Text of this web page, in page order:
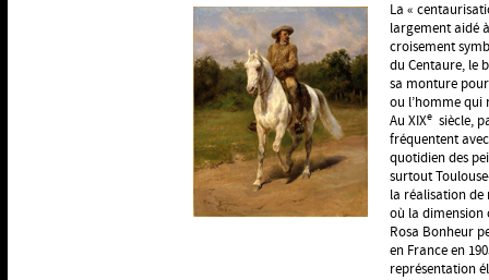
La «
largement aidé
croisement
du Centaure, le
sa monture pour
ou l’homme
Au XIXe siècle,
fréquentent
quotidien des
surtout
la réalisation de
où la dimension
Rosa Bonheur
en France en
représentation